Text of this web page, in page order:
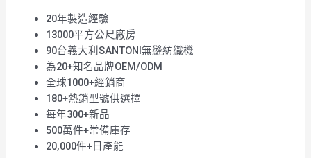
20年製造經驗
13000平方公尺廠房
90台義大利SANTONI無縫紡織機
為20+知名品牌OEM/ODM
全球1000+經銷商
180+熱銷型號供選擇
每年300+新品
500萬件+常備庫存
20,000件+日產能